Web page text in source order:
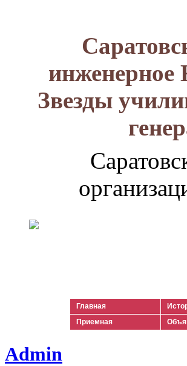
инженерное
Звезды
Главная
Приемная
Admin